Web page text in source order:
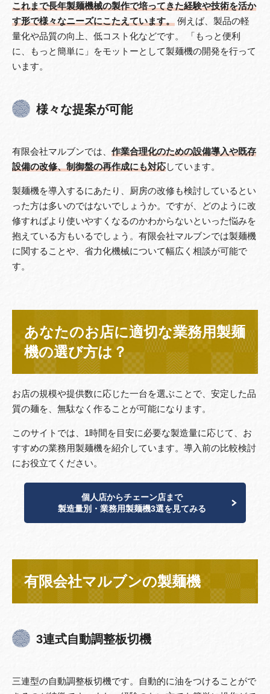
これまで長年製麺機械の製作で培ってきた経験や技術を活か
す形で様々なニーズにこたえています。 例えば、製品の軽
量化や品質の向上、低コスト化などです。 「もっと便利
に、もっと簡単に」をモットーとして製麺機の開発を行って
います。
様々な提案が可能
有限会社マルブンでは、 作業合理化のための設備導入や既存
設備の改修、制御盤の再作成にも対応しています。
製麺機を導入するにあたり、厨房の改修も検討しているとい
った方は多いのではないでしょうか。ですが、どのように改
修すればより使いやすくなるのかわからないといった悩みを
抱えている方もいるでしょう。有限会社マルブンでは製麺機
に関することや、省力化機械について幅広く相談が可能で
す。
あなたのお店に適切な業務用製麺
機の選び方は？
お店の規模や提供数に応じた一台を選ぶことで、安定した品
質の麺を、無駄なく作ることが可能になります。
このサイトでは、1時間を目安に必要な製造量に応じて、お
すすめの業務用製麺機を紹介しています。導入前の比較検討
にお役立てください。
個人店からチェーン店まで
製造量別・業務用製麺機3選を見てみる
有限会社マルブンの製麺機
3連式自動調整板切機
三連型の自動調整板切機です。自動的に油をつけることがで